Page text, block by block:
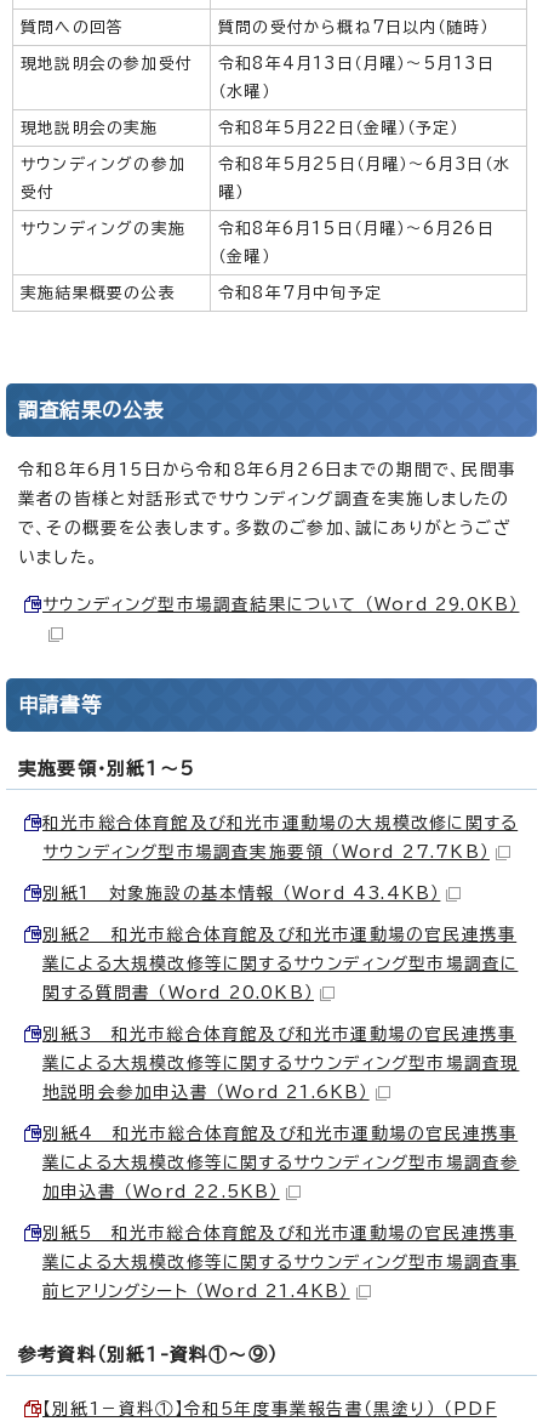
質問への回答 質問の受付から概ね7日以内（随時）
現地説明会の参加受付
令和8年4月13日（月曜）～5月13日
（水曜）
現地説明会の実施 令和8年5月22日（金曜）（予定）
サウンディングの参加
受付
令和8年5月25日（月曜）～6月3日（水
曜）
サウンディングの実施
令和8年6月15日（月曜）～6月26日
（金曜）
実施結果概要の公表 令和8年7月中旬予定
調査結果の公表
令和8年6月15日から令和8年6月26日までの期間で、民間事
業者の皆様と対話形式でサウンディング調査を実施しましたの
で、その概要を公表します。多数のご参加、誠にありがとうござ
いました。
サウンディング型市場調査結果について （Word 29.0KB）
申請書等
実施要領・別紙1～5
和光市総合体育館及び和光市運動場の大規模改修に関する
サウンディング型市場調査実施要領 （Word 27.7KB）
別紙1 対象施設の基本情報 （Word 43.4KB）
別紙2 和光市総合体育館及び和光市運動場の官民連携事
業による大規模改修等に関するサウンディング型市場調査に
関する質問書 （Word 20.0KB）
別紙3 和光市総合体育館及び和光市運動場の官民連携事
業による大規模改修等に関するサウンディング型市場調査現
地説明会参加申込書 （Word 21.6KB）
別紙4 和光市総合体育館及び和光市運動場の官民連携事
業による大規模改修等に関するサウンディング型市場調査参
加申込書 （Word 22.5KB）
別紙5 和光市総合体育館及び和光市運動場の官民連携事
業による大規模改修等に関するサウンディング型市場調査事
前ヒアリングシート （Word 21.4KB）
参考資料（別紙1-資料①～⑨）
【別紙1－資料①】令和5年度事業報告書（黒塗り） （PDF